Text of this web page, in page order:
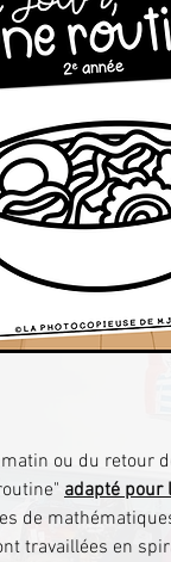
ou du retour
adapté pour
de
travaillées en